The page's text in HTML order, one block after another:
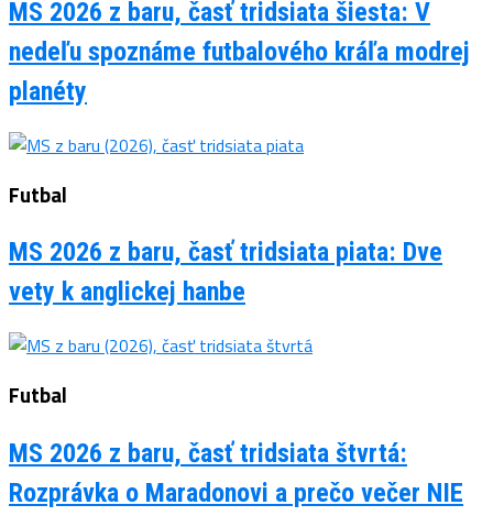
MS 2026 z baru, časť tridsiata šiesta: V
nedeľu spoznáme futbalového kráľa modrej
planéty
Futbal
MS 2026 z baru, časť tridsiata piata: Dve
vety k anglickej hanbe
Futbal
MS 2026 z baru, časť tridsiata štvrtá:
Rozprávka o Maradonovi a prečo večer NIE